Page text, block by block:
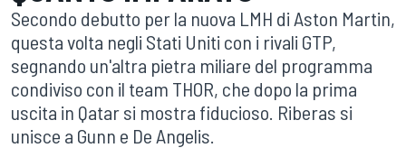
Secondo debutto per la nuova LMH di Aston Martin,
questa volta negli Stati Uniti con i rivali GTP,
segnando un'altra pietra miliare del programma
condiviso con il team THOR, che dopo la prima
uscita in Qatar si mostra fiducioso. Riberas si
unisce a Gunn e De Angelis.